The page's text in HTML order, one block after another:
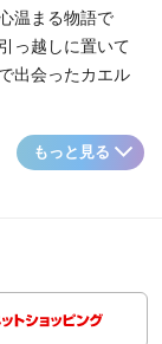
温まる物語で
っ越しに置いて
出会ったカエル
もっと見る